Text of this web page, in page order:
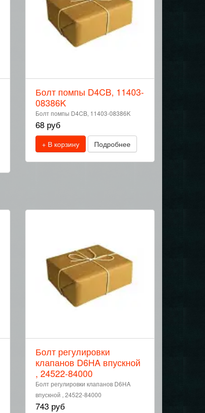
Болт помпы D4CB, 11403-
08386K
Болт помпы D4CB, 11403-08386K
68 руб
+ В корзину Подробнее
Болт регулировки
клапанов D6HA впускной
, 24522-84000
Болт регулировки клапанов D6HA
впускной , 24522-84000
743 руб